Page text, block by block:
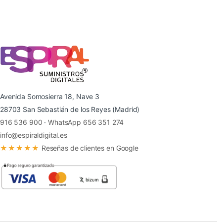
Avenida Somosierra 18, Nave 3
28703 San Sebastián de los Reyes (Madrid)
916 536 900 ·WhatsApp 656 351 274
info@espiraldigital.es
★★★★★ Reseñas de clientes en Google